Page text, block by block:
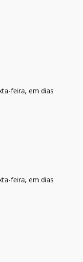
feira, em dias
feira, em dias